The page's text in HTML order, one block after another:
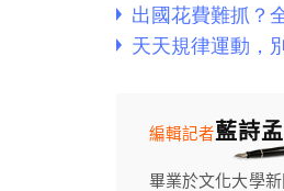
藍詩孟
編輯記者
畢業於文化大學